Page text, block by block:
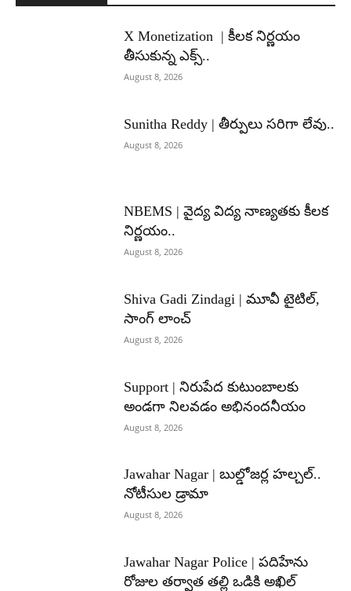
X Monetization | కీలక నిర్ణయం
తీసుకున్న ఎక్స్..
August 8, 2026
Sunitha Reddy | తీర్పులు సరిగా లేవు..
August 8, 2026
NBEMS | వైద్య విద్య నాణ్యతకు కీలక
నిర్ణయం..
August 8, 2026
Shiva Gadi Zindagi | మూవీ టైటిల్,
సాంగ్ లాంచ్
August 8, 2026
Support | నిరుపేద కుటుంబాలకు
అండగా నిలవడం అభినందనీయం
August 8, 2026
Jawahar Nagar | బుల్డోజర్ల హల్చల్..
నోటీసుల డ్రామా
August 8, 2026
Jawahar Nagar Police | పదిహేను
రోజుల తర్వాత తల్లి ఒడికి అఖిల్